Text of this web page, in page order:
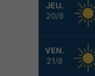
JEU.
20/8
VEN.
21/8